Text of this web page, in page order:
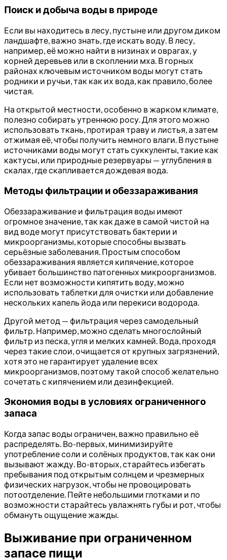
Поиск и добыча воды в природе
Если вы находитесь в лесу, пустыне или другом диком
ландшафте, важно знать, где искать воду. В лесу,
например, её можно найти в низинах и оврагах, у
корней деревьев или в скоплении мха. В горных
районах ключевым источником воды могут стать
родники и ручьи, так как их вода, как правило, более
чистая.
На открытой местности, особенно в жарком климате,
полезно собирать утреннюю росу. Для этого можно
использовать ткань, протирая траву и листья, а затем
отжимая её, чтобы получить немного влаги. В пустыне
источниками воды могут стать суккуленты, такие как
кактусы, или природные резервуары — углубления в
скалах, где скапливается дождевая вода.
Методы фильтрации и обеззараживания
Обеззараживание и фильтрация воды имеют
огромное значение, так как даже в самой чистой на
вид воде могут присутствовать бактерии и
микроорганизмы, которые способны вызвать
серьёзные заболевания. Простым способом
обеззараживания является кипячение, которое
убивает большинство патогенных микроорганизмов.
Если нет возможности кипятить воду, можно
использовать таблетки для очистки или добавление
нескольких капель йода или перекиси водорода.
Другой метод — фильтрация через самодельный
фильтр. Например, можно сделать многослойный
фильтр из песка, угля и мелких камней. Вода, проходя
через такие слои, очищается от крупных загрязнений,
хотя это не гарантирует удаление всех
микроорганизмов, поэтому такой способ желательно
сочетать с кипячением или дезинфекцией.
Экономия воды в условиях ограниченного
запаса
Когда запас воды ограничен, важно правильно её
распределять. Во-первых, минимизируйте
употребление соли и солёных продуктов, так как они
вызывают жажду. Во-вторых, старайтесь избегать
пребывания под открытым солнцем и чрезмерных
физических нагрузок, чтобы не провоцировать
потоотделение. Пейте небольшими глотками и по
возможности старайтесь увлажнять губы и рот, чтобы
обмануть ощущение жажды.
Выживание при ограниченном
запасе пищи